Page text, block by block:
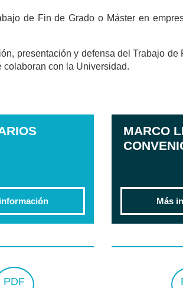
de Fin de Grado o Máster en
presentación y defensa del Trabajo de
colaboran con la Universidad.
MARCO
Más
PDF